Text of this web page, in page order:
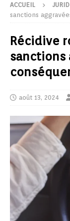
ACCUEIL
sanctions
Récidive
sanctions
août 13, 2024